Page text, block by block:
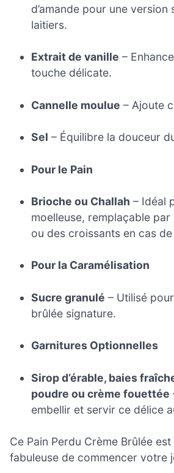
d’amande pour une version
laitiers.
Extrait de vanille –
touche délicate.
Cannelle moulue – Ajoute
Sel – Équilibre la douceur
Pour le Pain
Brioche ou Challah – Idéal
moelleuse, remplaçable
ou des croissants en cas
Pour la Caramélisation
Sucre granulé – Utilisé
brûlée signature.
Garnitures Optionnelles
Sirop d’érable, baies
poudre ou crème fouettée
embellir et servir ce délice
Ce Pain Perdu Crème Brûlée
fabuleuse de commencer votre